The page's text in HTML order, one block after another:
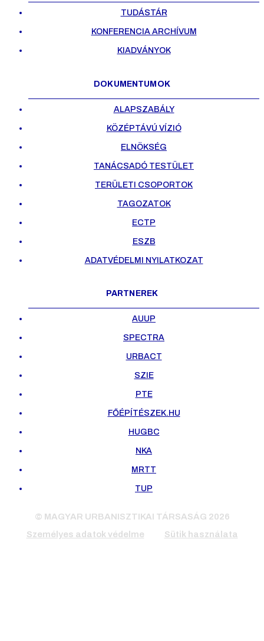
TUDÁSTÁR
KONFERENCIA ARCHÍVUM
KIADVÁNYOK
DOKUMENTUMOK
ALAPSZABÁLY
KÖZÉPTÁVÚ VÍZIÓ
ELNÖKSÉG
TANÁCSADÓ TESTÜLET
TERÜLETI CSOPORTOK
TAGOZATOK
ECTP
ESZB
ADATVÉDELMI NYILATKOZAT
PARTNEREK
AUUP
SPECTRA
URBACT
SZIE
PTE
FŐÉPÍTÉSZEK.HU
HUGBC
NKA
MRTT
TUP
© MAGYAR URBANISZTIKAI TÁRSASÁG 2026
Személyes adatok védelme
Sütik használata